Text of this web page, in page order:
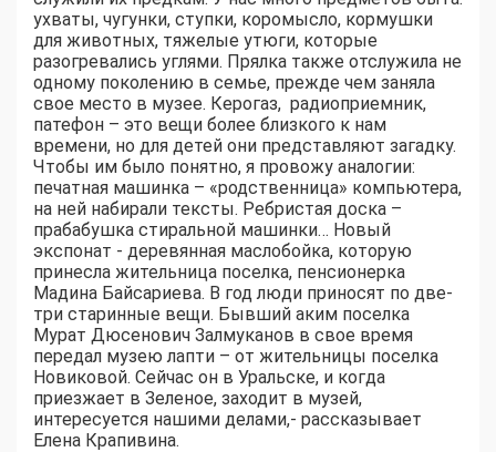
ухваты, чугунки, ступки, коромысло, кормушки
для животных, тяжелые утюги, которые
разогревались углями. Прялка также отслужила не
одному поколению в семье, прежде чем заняла
свое место в музее. Керогаз, радиоприемник,
патефон – это вещи более близкого к нам
времени, но для детей они представляют загадку.
Чтобы им было понятно, я провожу аналогии:
печатная машинка – «родственница» компьютера,
на ней набирали тексты. Ребристая доска –
прабабушка стиральной машинки… Новый
экспонат - деревянная маслобойка, которую
принесла жительница поселка, пенсионерка
Мадина Байсариева. В год люди приносят по две-
три старинные вещи. Бывший аким поселка
Мурат Дюсенович Залмуканов в свое время
передал музею лапти – от жительницы поселка
Новиковой. Сейчас он в Уральске, и когда
приезжает в Зеленое, заходит в музей,
интересуется нашими делами,- рассказывает
Елена Крапивина.